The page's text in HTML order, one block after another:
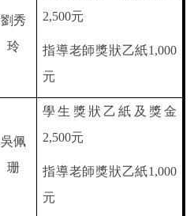
劉秀
玲
2,500元
指導老師獎狀乙紙1,000
元
吳佩
珊
學生獎狀乙紙及獎金
2,500元
指導老師獎狀乙紙1,000
元